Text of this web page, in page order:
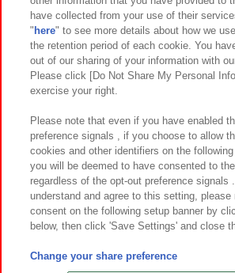
関連会社 サステナビリティ
プライバシーポリシー ウェブアクセシビリ
お取引先さまとともに
カスタマーハラスメント対応方針 よくあるご
©Bandai Namco Amusement Inc.
©Bandai Namco Amusement Lab
have collected from your use of their
" here" to see more details about how we
the retention period of each cookie. You
out of our sharing of your information with
Please click [Do Not Share My Personal
exercise your right.
Please note that even if you have enabled
preference signals , if you choose to allow
cookies and other identifiers on the
you will be deemed to have consented to
regardless of the opt-out preference signals
understand and agree to this setting, please
consent on the following setup banner by
below, then click 'Save Settings' and close
Change your share preference